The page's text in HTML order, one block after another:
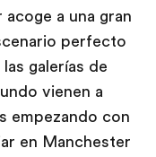
a una gran
perfecto
galerías de
vienen a
empezando con
en Manchester